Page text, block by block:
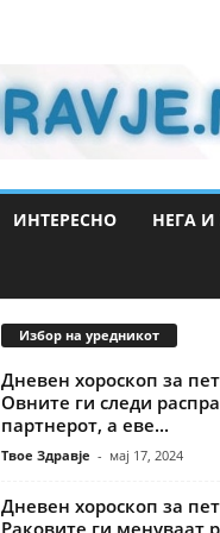
ИНТЕРЕСНО НЕГА
Избор на уредникот
Дневен хороскоп за
Овните ги следи
партнерот, а еве...
Твое Здравје - мај 17, 2024
Дневен хороскоп за
Раковите ги менуваат